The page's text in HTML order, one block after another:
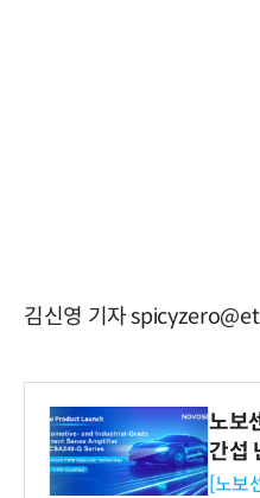
김신영 기자
노보
간섭
류 감
[노보